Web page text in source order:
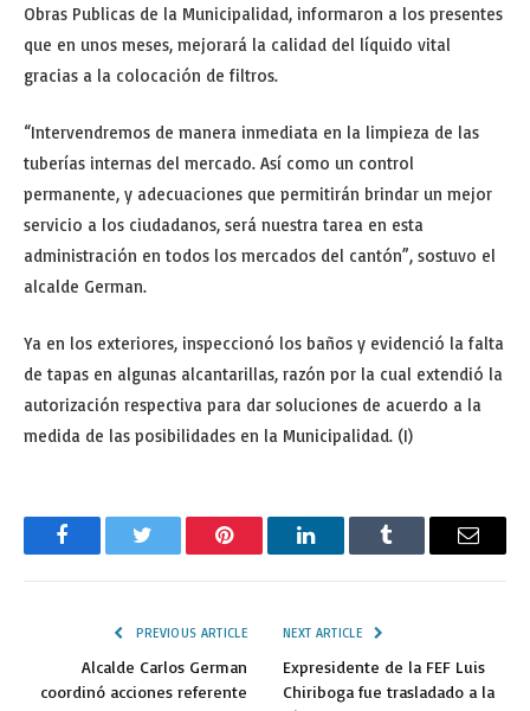
Obras Publicas de la Municipalidad, informaron a los presentes
que en unos meses, mejorará la calidad del líquido vital
gracias a la colocación de filtros.
“Intervendremos de manera inmediata en la limpieza de las
tuberías internas del mercado. Así como un control
permanente, y adecuaciones que permitirán brindar un mejor
servicio a los ciudadanos, será nuestra tarea en esta
administración en todos los mercados del cantón”, sostuvo el
alcalde German.
Ya en los exteriores, inspeccionó los baños y evidenció la falta
de tapas en algunas alcantarillas, razón por la cual extendió la
autorización respectiva para dar soluciones de acuerdo a la
medida de las posibilidades en la Municipalidad. (I)
FacebookTwitter Pinterest LinkedInTumblr Email
PREVIOUS ARTICLE
Alcalde Carlos German
coordinó acciones referente
NEXT ARTICLE
Expresidente de la FEF Luis
Chiriboga fue trasladado a la